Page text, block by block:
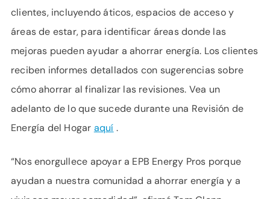
clientes, incluyendo áticos, espacios de acceso y
áreas de estar, para identificar áreas donde las
mejoras pueden ayudar a ahorrar energía. Los clientes
reciben informes detallados con sugerencias sobre
cómo ahorrar al finalizar las revisiones. Vea un
adelanto de lo que sucede durante una Revisión de
Energía del Hogar aquí .
“Nos enorgullece apoyar a EPB Energy Pros porque
ayudan a nuestra comunidad a ahorrar energía y a